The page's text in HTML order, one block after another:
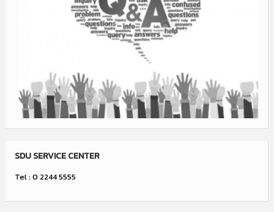
SDU SERVICE CENTER
Tel : 0 2244 5555